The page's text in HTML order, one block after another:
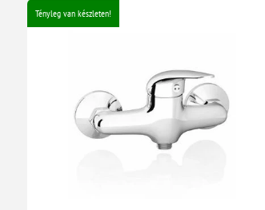
Tényleg van készleten!